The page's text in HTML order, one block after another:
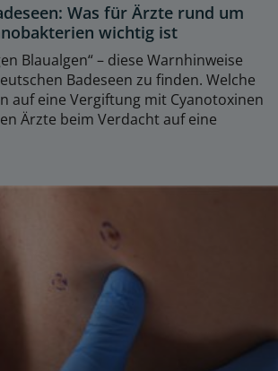
Was für Ärzte rund um
wichtig ist
Blaualgen“ – diese Warnhinweise
Badeseen zu finden. Welche
auf eine Vergiftung mit Cyanotoxinen
Ärzte beim Verdacht auf eine